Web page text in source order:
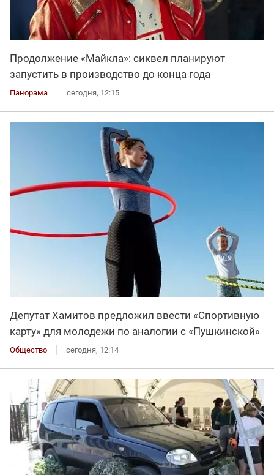
Продолжение «Майкла»: сиквел планируют
запустить в производство до конца года
Панорама сегодня, 12:15
Депутат Хамитов предложил ввести «Спортивную
карту» для молодежи по аналогии с «Пушкинской»
Общество сегодня, 12:14